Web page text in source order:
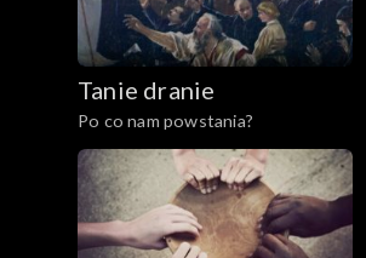
Tanie dranie
Po co nam powstania?